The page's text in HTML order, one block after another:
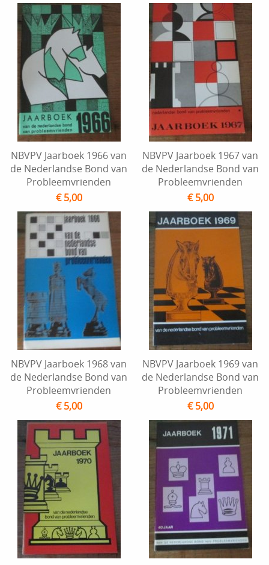
NBVPV Jaarboek 1966 van
de Nederlandse Bond van
Probleemvrienden
€ 5,00
NBVPV Jaarboek 1967 van
de Nederlandse Bond van
Probleemvrienden
€ 5,00
NBVPV Jaarboek 1968 van
de Nederlandse Bond van
Probleemvrienden
€ 5,00
NBVPV Jaarboek 1969 van
de Nederlandse Bond van
Probleemvrienden
€ 5,00